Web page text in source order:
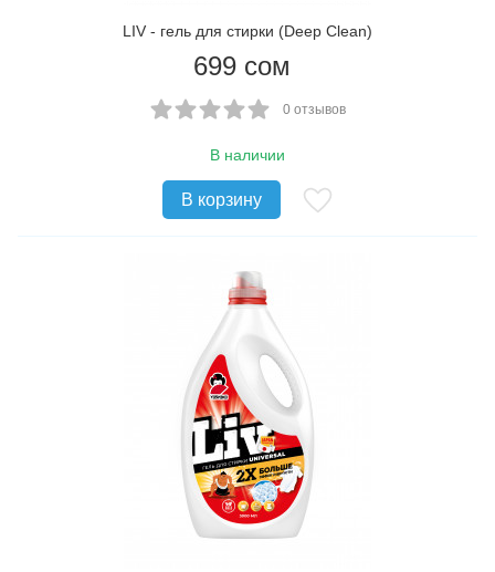
LIV - гель для стирки (Deep Clean)
699 сом
0 отзывов
В наличии
В корзину